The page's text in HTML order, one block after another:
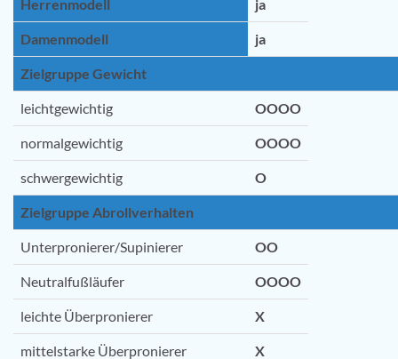
Herrenmodell ja
Damenmodell ja
Zielgruppe Gewicht
leichtgewichtig OOOO
normalgewichtig OOOO
schwergewichtig O
Zielgruppe Abrollverhalten
Unterpronierer/Supinierer OO
Neutralfußläufer OOOO
leichte Überpronierer X
mittelstarke Überpronierer X